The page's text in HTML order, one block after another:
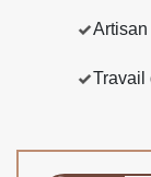
Travail